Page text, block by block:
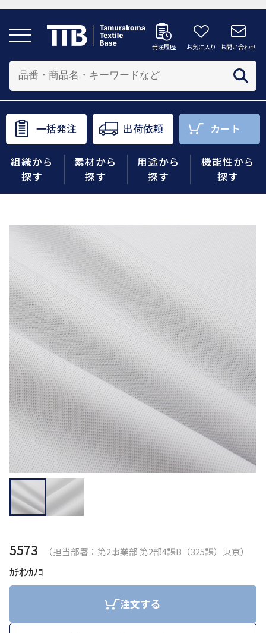
発注履歴 お気に入り お問い合わせ
一括発注 出荷依頼 カート
組織から
探す
素材から
探す
用途から
探す
機能性から
探す
発注履歴 お気に入り お問い合わせ
商品をさがす
組織から探す
素材から探す
用途から探す
機能性から探す
会員様メニュー
ログイ
ン
お気に入
り
発注履
歴
ご利用ガイ
ド
問い合わせ
大阪本社 〒541-0052 大阪府中央区安土町3-3-9
東京本社 〒150-0001 東京都渋谷区神宮前1-3-10
お問い合わせフォームはこちら
5573 （担当部署：第2事業部 第2部4課B（325課）東京）
ｶﾁｵﾝｶﾉｺ
注文する
カートへ
配送先を追加する
商品を投入する配送先を選択してください。